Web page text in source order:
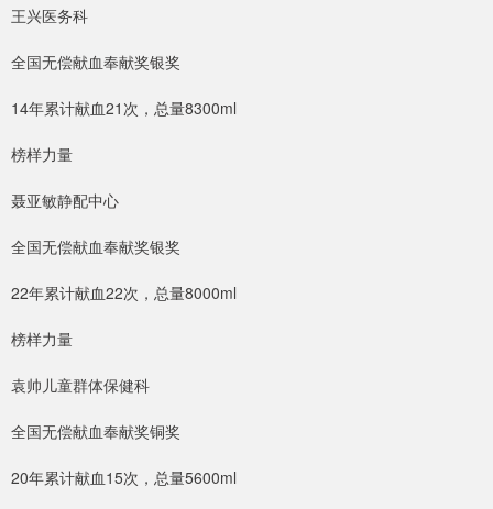
王兴医务科
全国无偿献血奉献奖银奖
14年累计献血21次，总量8300ml
榜样力量
聂亚敏静配中心
全国无偿献血奉献奖银奖
22年累计献血22次，总量8000ml
榜样力量
袁帅儿童群体保健科
全国无偿献血奉献奖铜奖
20年累计献血15次，总量5600ml